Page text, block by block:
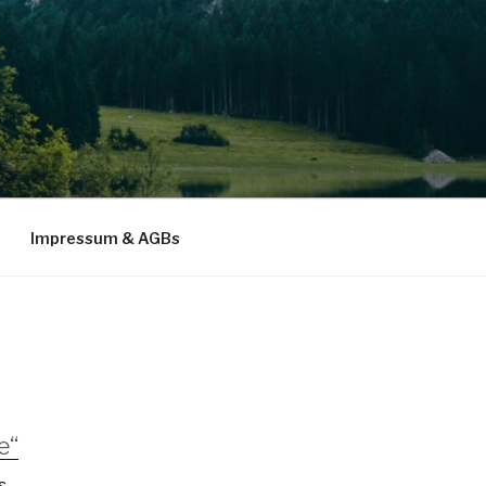
Impressum & AGBs